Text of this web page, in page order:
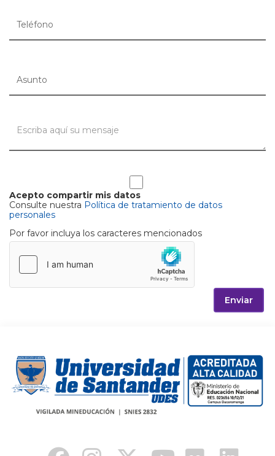
Acepto compartir mis datos
Consulte nuestra Política de tratamiento de datos
personales
Por favor incluya los caracteres mencionados
Enviar